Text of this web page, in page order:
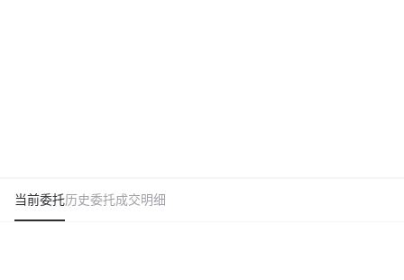
当前委托历史委托成交明细